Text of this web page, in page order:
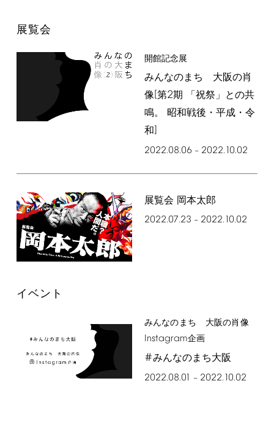
展覧会
開館記念展
みんなのまち 大阪の肖
像[第2期 「祝祭」との共
鳴。 昭和戦後・平成・令
和]
2022.08.06– 2022.10.02
展覧会 岡本太郎
2022.07.23 – 2022.10.02
イベント
みんなのまち 大阪の肖像
Instagram企画
#みんなのまち大阪
2022.08.01 – 2022.10.02